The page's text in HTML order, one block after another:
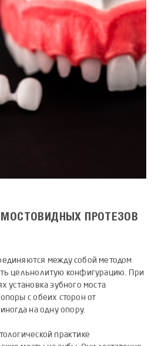
ПРОТЕЗОВ
между собой методом
цельнолитую конфигурацию. При
установка зубного моста
с обеих сторон от
на одну опору.
практике